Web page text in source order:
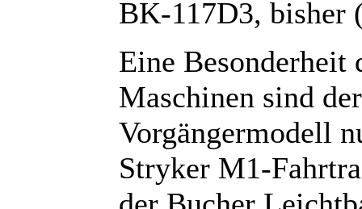
BK-117D3, bisher
Eine Besonderheit
Maschinen sind
Vorgängermodell
Stryker M1-